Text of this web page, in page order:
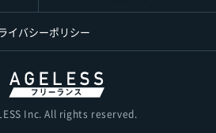
Inc. All rights reserved.
イバシーポリシー